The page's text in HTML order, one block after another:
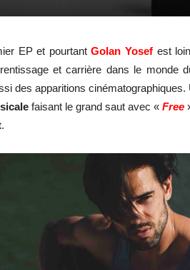
EP et pourtantGolan Yosef est
et carrière dans le monde
des apparitions
faisant le grand saut avec « Free
.